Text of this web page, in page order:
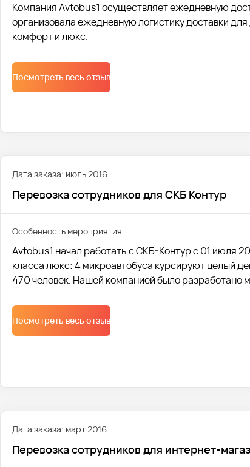
Компания Avtobus1 осуществляет ежедневную
организовала ежедневную логистику доставки
комфорт и люкс.
Посмотреть весь отзыв
Дата заказа: июль 2016
Перевозка сотрудников для СКБ Контур
Особенность мероприятия
Avtobus1 начал работать с СКБ-Контур с 01 июля
класса люкс: 4 микроавтобуса курсируют целый
470 человек. Нашей компанией было разработано
Посмотреть весь отзыв
Дата заказа: март 2016
Перевозка сотрудников для интернет-